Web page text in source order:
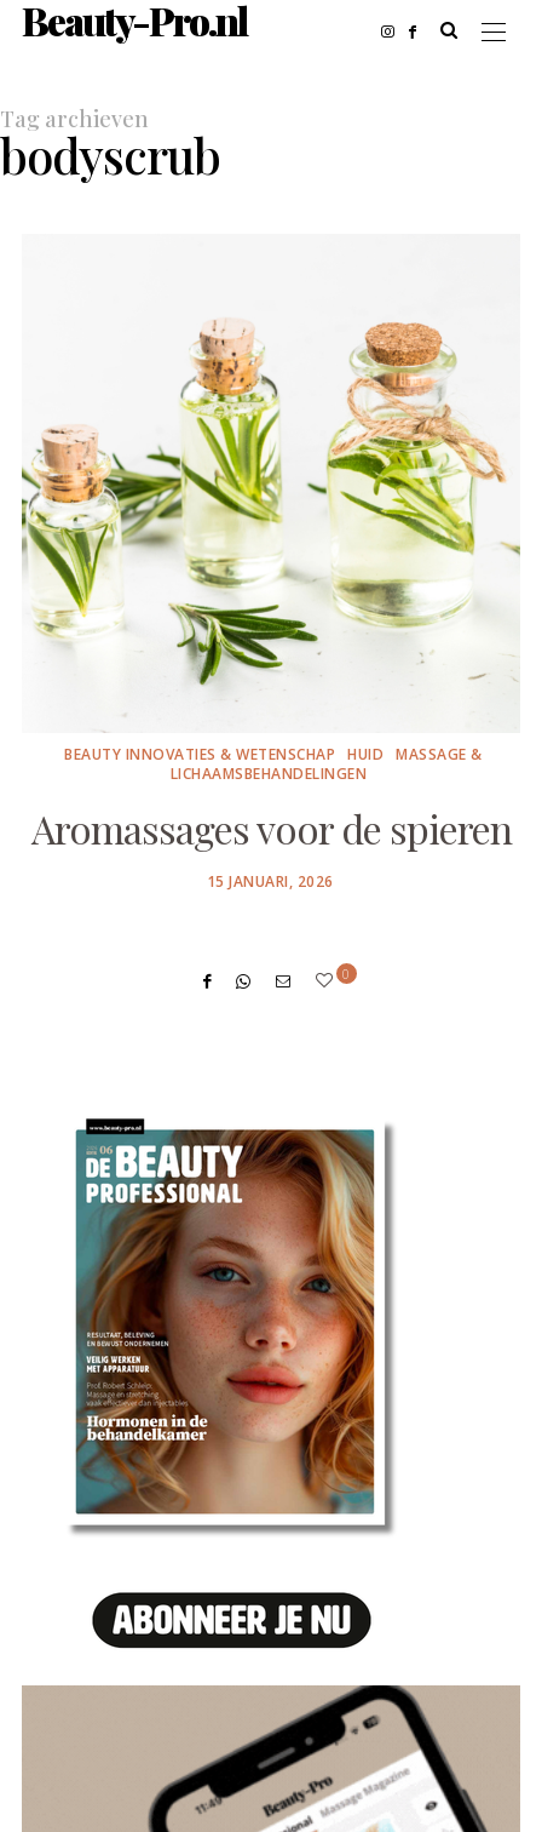
Beauty-Pro.nl
Tag archieven
bodyscrub
BEAUTY INNOVATIES & WETENSCHAP HUID
MASSAGE &
LICHAAMSBEHANDELINGEN
Aromassages voor de spieren
POSTED
15 JANUARI, 2026
0